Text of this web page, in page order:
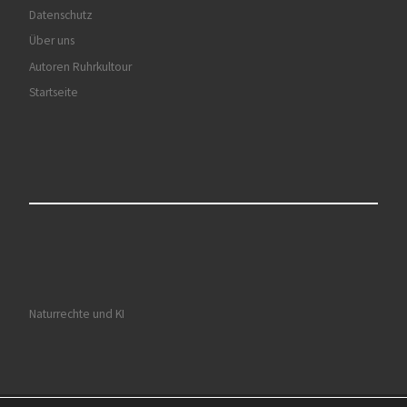
Datenschutz
Über uns
Autoren Ruhrkultour
Startseite
Naturrechte und KI